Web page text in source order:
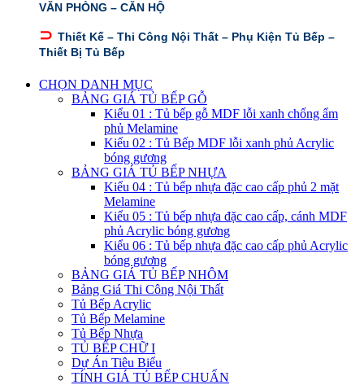
VĂN PHÒNG – CĂN HỘ
⊃ Thiết Kế – Thi Công Nội Thất – Phụ Kiện Tủ Bếp –
Thiết Bị Tủ Bếp
CHỌN DANH MỤC
BẢNG GIÁ TỦ BẾP GỖ
Kiểu 01 : Tủ bếp gỗ MDF lỗi xanh chống ẩm
phủ Melamine
Kiểu 02 : Tủ Bếp MDF lỗi xanh phủ Acrylic
bóng gương
BẢNG GIÁ TỦ BẾP NHỰA
Kiểu 04 : Tủ bếp nhựa đặc cao cấp phủ 2 mặt
Melamine
Kiểu 05 : Tủ bếp nhựa đặc cao cấp, cánh MDF
phủ Acrylic bóng gương
Kiểu 06 : Tủ bếp nhựa đặc cao cấp phủ Acrylic
bóng gương
BẢNG GIÁ TỦ BẾP NHÔM
Bảng Giá Thi Công Nội Thất
Tủ Bếp Acrylic
Tủ Bếp Melamine
Tủ Bếp Nhựa
TỦ BẾP CHỮ I
Dự Án Tiêu Biểu
TÍNH GIÁ TỦ BẾP CHUẨN